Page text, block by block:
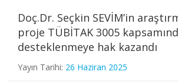
İçerikDoç.Dr. Seçkin SEVİM’in
proje TÜBİTAK 3005
desteklenmeye hak kazandı
Yayın Tarihi: 26 Haziran 2025